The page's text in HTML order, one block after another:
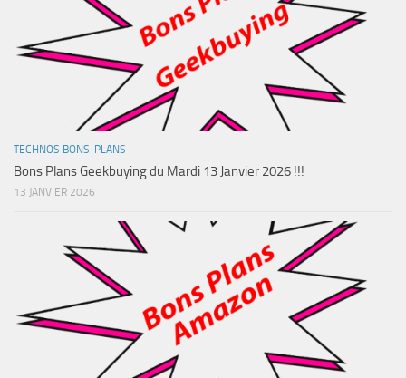
TECHNOS BONS-PLANS
Bons Plans Geekbuying du Mardi 13 Janvier 2026 !!!
13 JANVIER 2026